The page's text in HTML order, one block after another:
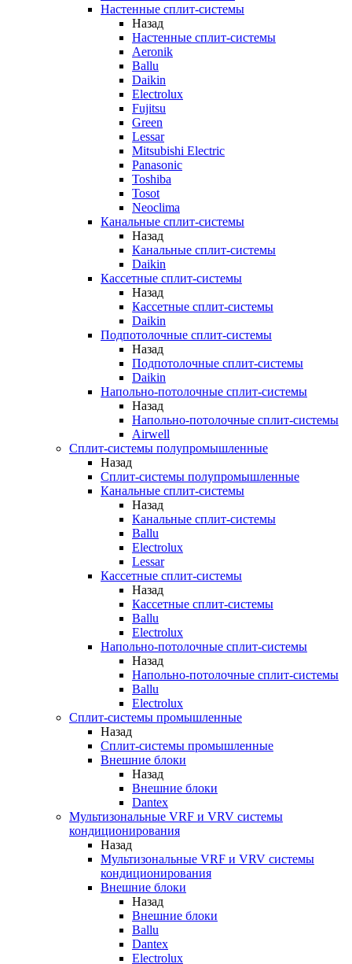
Настенные сплит-системы
Назад
Настенные сплит-системы
Aeronik
Ballu
Daikin
Electrolux
Fujitsu
Green
Lessar
Mitsubishi Electric
Panasonic
Toshiba
Tosot
Neoclima
Канальные сплит-системы
Назад
Канальные сплит-системы
Daikin
Кассетные сплит-системы
Назад
Кассетные сплит-системы
Daikin
Подпотолочные сплит-системы
Назад
Подпотолочные сплит-системы
Daikin
Напольно-потолочные сплит-системы
Назад
Напольно-потолочные сплит-системы
Airwell
Сплит-системы полупромышленные
Назад
Сплит-системы полупромышленные
Канальные сплит-системы
Назад
Канальные сплит-системы
Ballu
Electrolux
Lessar
Кассетные сплит-системы
Назад
Кассетные сплит-системы
Ballu
Electrolux
Напольно-потолочные сплит-системы
Назад
Напольно-потолочные сплит-системы
Ballu
Electrolux
Сплит-системы промышленные
Назад
Сплит-системы промышленные
Внешние блоки
Назад
Внешние блоки
Dantex
Мультизональные VRF и VRV системы
кондиционирования
Назад
Мультизональные VRF и VRV системы
кондиционирования
Внешние блоки
Назад
Внешние блоки
Ballu
Dantex
Electrolux